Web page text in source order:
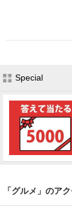
Special
「グルメ」のア